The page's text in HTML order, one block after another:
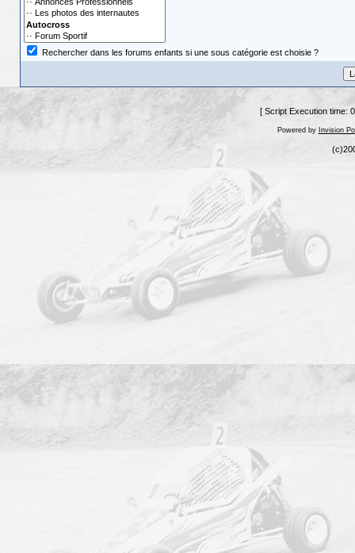
Rechercher dans les forums enfants si une sous catégorie est choisie ?
[ Script Execution time:
Powered by Invision